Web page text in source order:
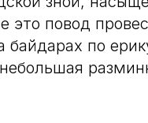
это повод
по